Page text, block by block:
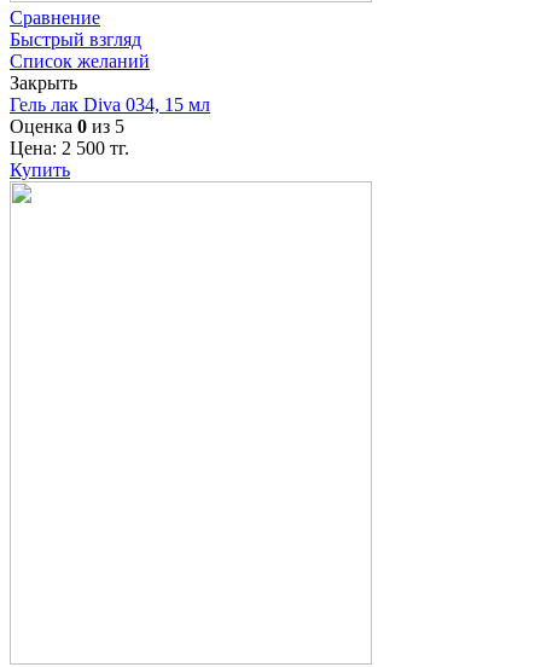
Сравнение
Быстрый взгляд
Список желаний
Закрыть
Гель лак Diva 034, 15 мл
Оценка 0 из 5
Цена: 2 500 тг.
Купить